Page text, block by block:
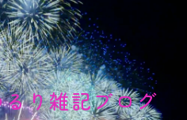
り雑記ブログ